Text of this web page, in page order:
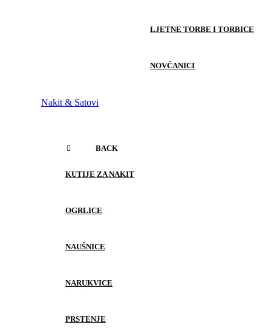
LJETNE TORBE I TORBICE
NOVČANICI
Nakit & Satovi
BACK
KUTIJE ZA NAKIT
OGRLICE
NAUŠNICE
NARUKVICE
PRSTENJE